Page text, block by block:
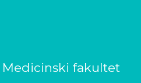
Medicinski fakultet